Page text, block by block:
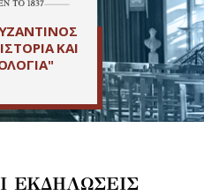
ΚΑΙ
ΕΚΔΗΛΩΣΕΙΣ